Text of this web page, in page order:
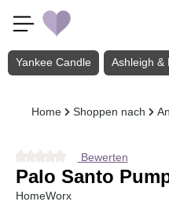
Zum Hauptinhalt springen
Yankee Candle Ashleigh &
Home Shoppen nach
Durchschnittliche Bewertung
Bewerten
Palo Santo
HomeWorx